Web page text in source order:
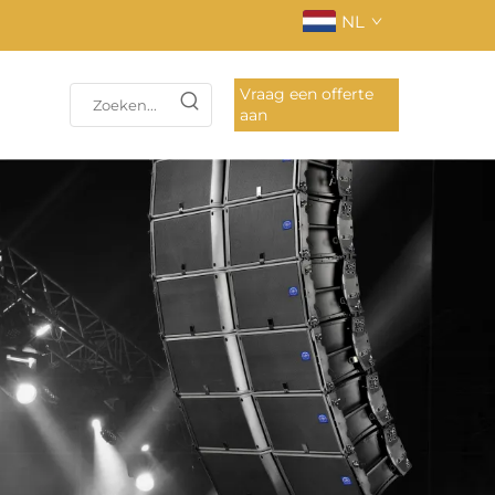
NL
Vraag een offerte
aan